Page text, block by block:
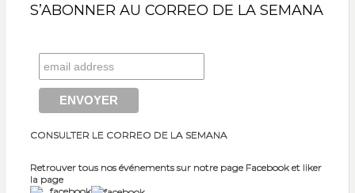
S’ABONNER AU CORREO DE LA SEMANA
CONSULTER LE CORREO DE LA SEMANA
Retrouver tous nos événements sur notre page Facebook et liker
la page